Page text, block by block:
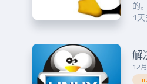
的
1
需
少
12
解